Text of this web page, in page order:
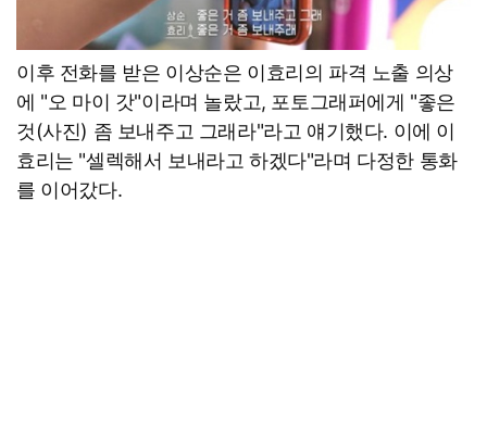
이후 전화를 받은 이상순은 이효리의 파격 노출 의상
에 "오 마이 갓"이라며 놀랐고, 포토그래퍼에게 "좋은
것(사진) 좀 보내주고 그래라"라고 얘기했다. 이에 이
효리는 "셀렉해서 보내라고 하겠다"라며 다정한 통화
를 이어갔다.